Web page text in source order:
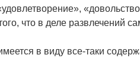
что в деле развлечений
в виду все-таки